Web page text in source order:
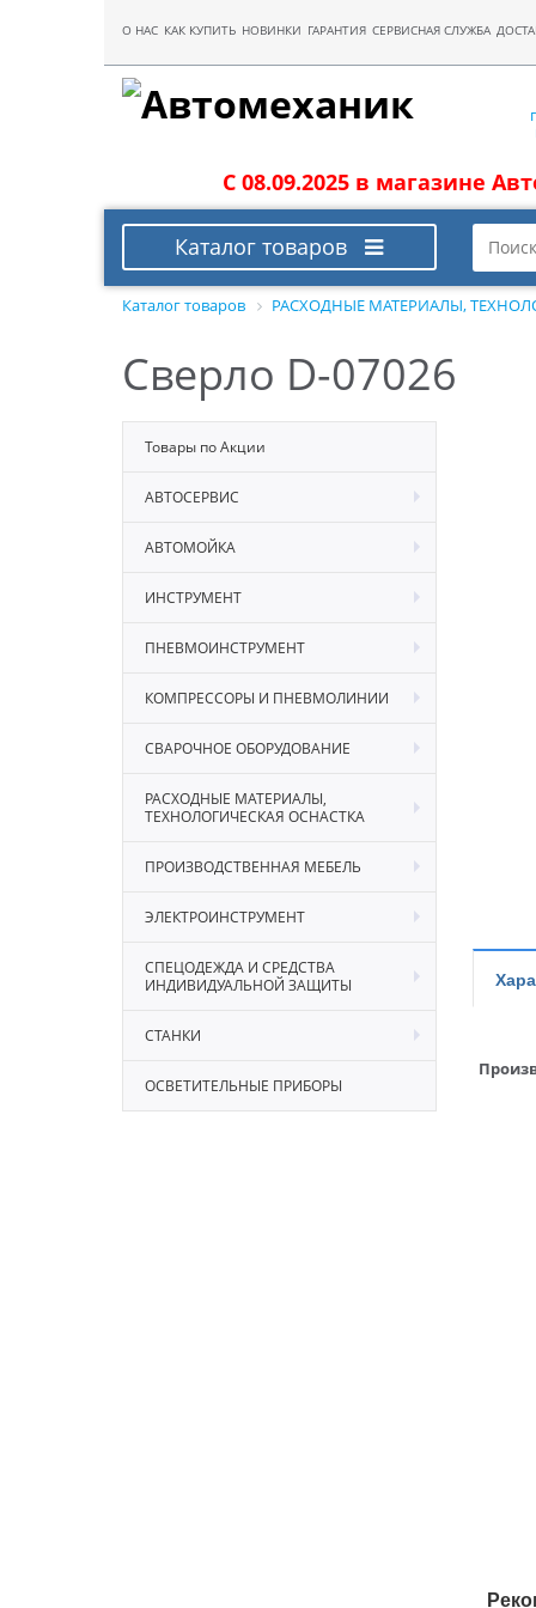
О НАС КАК КУПИТЬ НОВИНКИ ГАРАНТИЯ СЕРВИСНАЯ СЛУЖБА
С 08.09.2025 в магазине
Каталог товаров
Каталог товаров РАСХОДНЫЕ МАТЕРИАЛЫ,
Сверло D-07026
Товары по Акции
АВТОСЕРВИС
АВТОМОЙКА
ИНСТРУМЕНТ
ПНЕВМОИНСТРУМЕНТ
КОМПРЕССОРЫ И ПНЕВМОЛИНИИ
СВАРОЧНОЕ ОБОРУДОВАНИЕ
РАСХОДНЫЕ МАТЕРИАЛЫ,
ТЕХНОЛОГИЧЕСКАЯ ОСНАСТКА
ПРОИЗВОДСТВЕННАЯ МЕБЕЛЬ
ЭЛЕКТРОИНСТРУМЕНТ
СПЕЦОДЕЖДА И СРЕДСТВА
ИНДИВИДУАЛЬНОЙ ЗАЩИТЫ
СТАНКИ
ОСВЕТИТЕЛЬНЫЕ ПРИБОРЫ